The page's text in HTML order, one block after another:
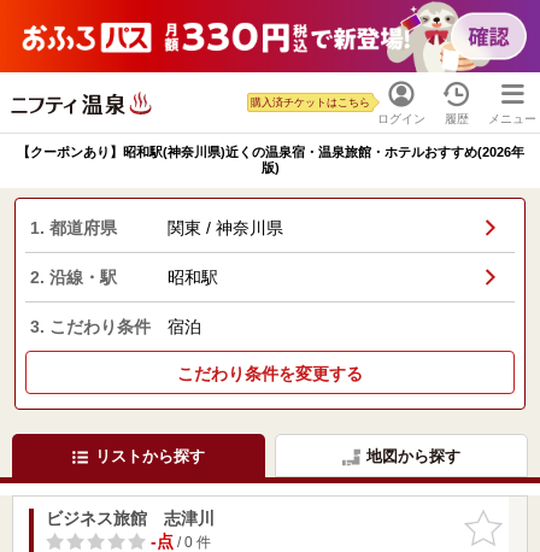
ログイン
購入済チケットはこちら
履歴 メニュー
【クーポンあり】昭和駅(神奈川県)近くの温泉宿・温泉旅館・ホテルおすすめ(2026年
版)
1. 都道府県 関東 / 神奈川県
2. 沿線・駅 昭和駅
3. こだわり条件 宿泊
こだわり条件を変更する
リストから探す 地図から探す
お気に入
りに追加
ビジネス旅館 志津川
-点/ 0 件